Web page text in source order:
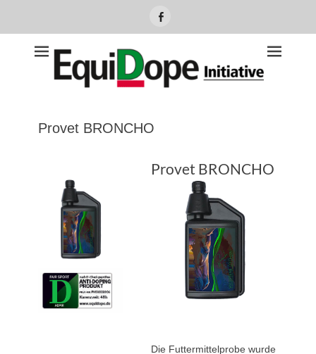
Equidope Initiative
Provet BRONCHO
Provet BRONCHO
Die Futtermittelprobe wurde